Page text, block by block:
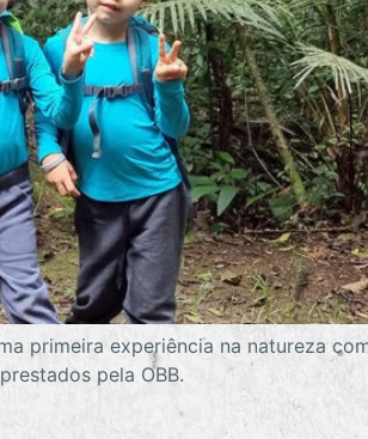
primeira experiência na natureza
pela OBB.